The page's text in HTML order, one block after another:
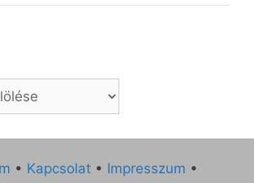
• Kapcsolat • Impresszum •